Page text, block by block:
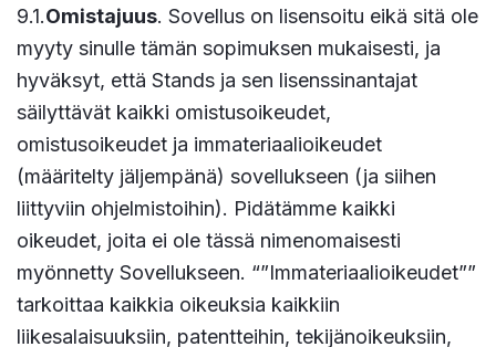
9.1.Omistajuus. Sovellus on lisensoitu eikä sitä ole
myyty sinulle tämän sopimuksen mukaisesti, ja
hyväksyt, että Stands ja sen lisenssinantajat
säilyttävät kaikki omistusoikeudet,
omistusoikeudet ja immateriaalioikeudet
(määritelty jäljempänä) sovellukseen (ja siihen
liittyviin ohjelmistoihin). Pidätämme kaikki
oikeudet, joita ei ole tässä nimenomaisesti
myönnetty Sovellukseen. “”Immateriaalioikeudet””
tarkoittaa kaikkia oikeuksia kaikkiin
liikesalaisuuksiin, patentteihin, tekijänoikeuksiin,